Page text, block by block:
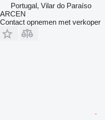
Portugal, Vilar do Paraíso
ARCEN
Contact opnemen met verkoper